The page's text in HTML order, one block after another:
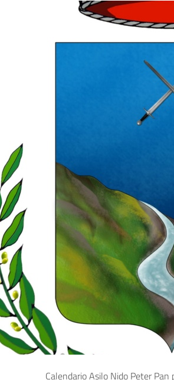
Calendario Asilo Nido Peter